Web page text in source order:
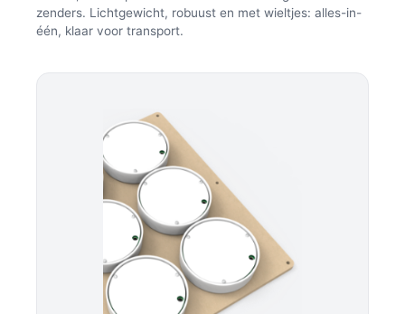
zenders. Lichtgewicht, robuust en met wieltjes: alles-in-
één, klaar voor transport.